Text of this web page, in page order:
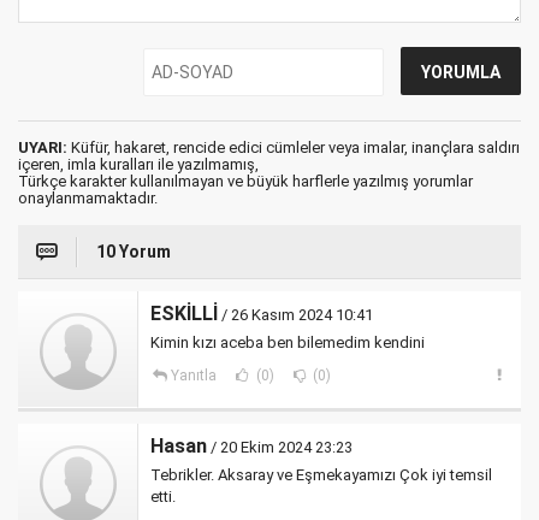
UYARI: Küfür, hakaret, rencide edici cümleler veya imalar, inançlara saldırı
içeren, imla kuralları ile yazılmamış,
Türkçe karakter kullanılmayan ve büyük harflerle yazılmış yorumlar
onaylanmamaktadır.
10 Yorum
ESKİLLİ / 26 Kasım 2024 10:41
Kimin kızı aceba ben bilemedim kendini
Yanıtla (0) (0)
Hasan / 20 Ekim 2024 23:23
Tebrikler. Aksaray ve Eşmekayamızı Çok iyi temsil
etti.